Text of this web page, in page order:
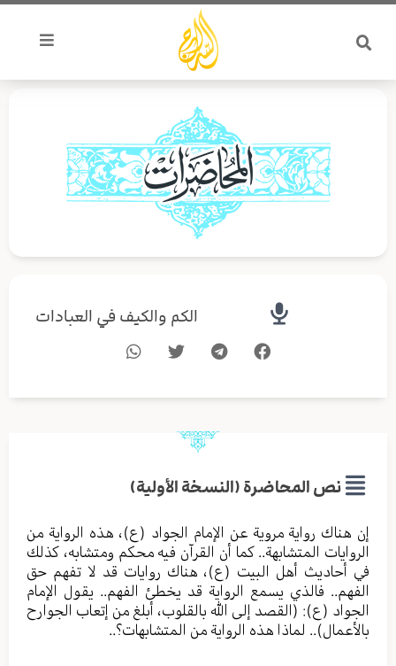
تخطي
المحتوى
الكم والكيف في العبادات
نص المحاضرة (النسخة الأولية)
إن هناك رواية مروية عن الإمام الجواد (ع)، هذه الرواية من
الروايات المتشابهة.. كما أن القرآن فيه محكم ومتشابه، كذلك
في أحاديث أهل البيت (ع)، هناك روايات قد لا تفهم حق
الفهم.. فالذي يسمع الرواية قد يخطئ الفهم.. يقول الإمام
الجواد (ع): (القصد إلى الله بالقلوب، أبلغ من إتعاب الجوارح
بالأعمال).. لماذا هذه الرواية من المتشابهات؟..